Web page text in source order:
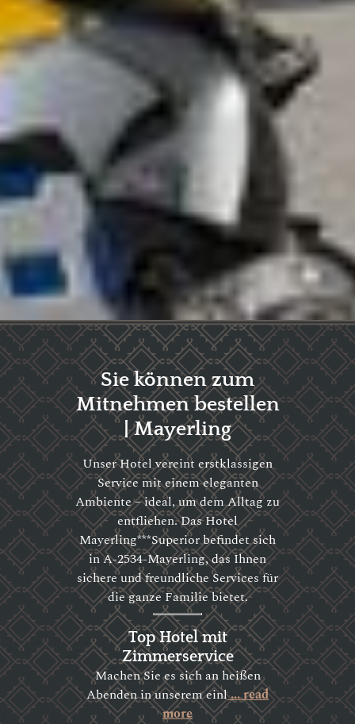
Sie können zum
Mitnehmen bestellen
| Mayerling
Unser Hotel vereint erstklassigen
Service mit einem eleganten
Ambiente – ideal, um dem Alltag zu
entfliehen. Das Hotel
Mayerling***Superior befindet sich
in A-2534-Mayerling, das Ihnen
sichere und freundliche Services für
die ganze Familie bietet.
Top Hotel mit
Zimmerservice
Machen Sie es sich an heißen
Abenden in unserem einl... read
more